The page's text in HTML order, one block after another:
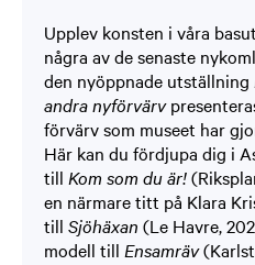
Upplev konsten i våra
några av de senaste
den nyöppnade utställning
andra nyförvärv
förvärv som museet har
Här kan du fördjupa dig i
till Kom som du är!
en närmare titt på Klara
till Sjöhäxan (Le Havre,
modell till Ensamräv